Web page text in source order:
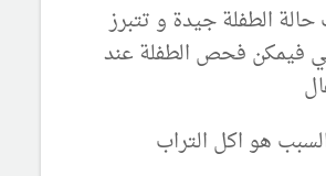
حالة الطفلة جيدة و تتبرز
فيمكن فحص الطفلة عند
هو اكل التراب